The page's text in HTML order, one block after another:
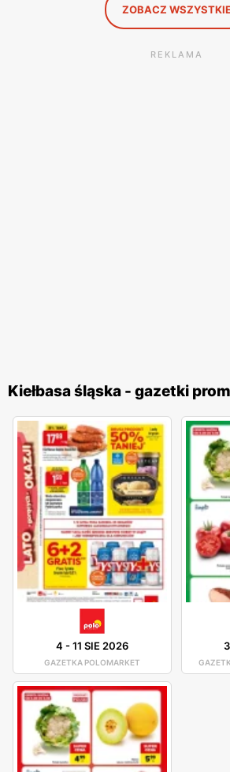
ZOBACZ
REKLAMA
Kiełbasa śląska - gazetki
4 -11 SIE 2026
GAZETKA POLOMARKET
3